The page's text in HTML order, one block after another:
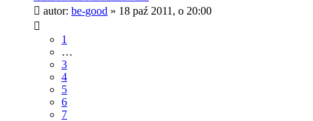
autor: be-good » 18 paź 2011, o 20:00
1
…
3
4
5
6
7